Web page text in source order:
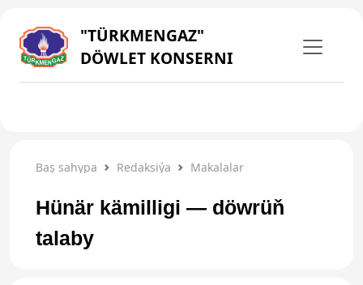
"TÜRKMENGAZ"
DÖWLET KONSERNI
Baş sahypa Redaksiýa Makalalar
Hünär kämilligi — döwrüň
talaby